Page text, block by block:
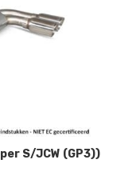
S/JCW (GP3))